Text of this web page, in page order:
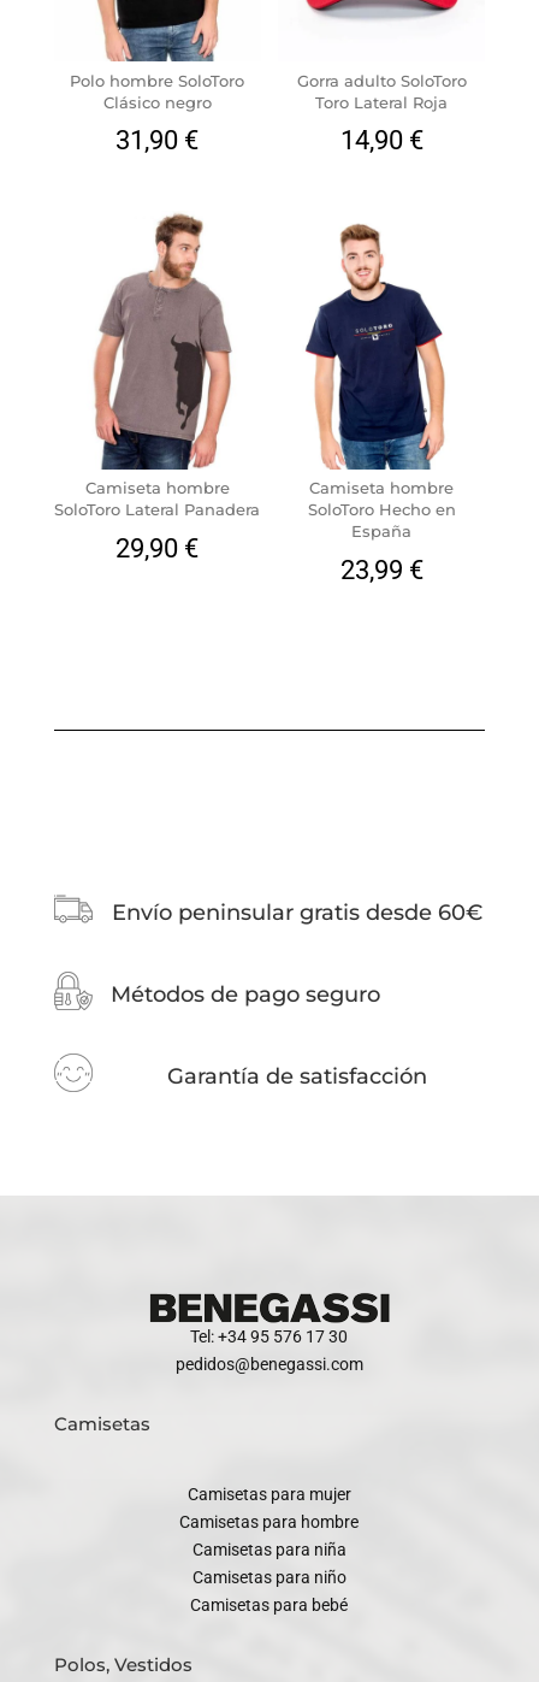
Polo hombre SoloToro
Clásico negro
31,90 €
Gorra adulto SoloToro
Toro Lateral Roja
14,90 €
Camiseta hombre
SoloToro Lateral Panadera
29,90 €
Camiseta hombre
SoloToro Hecho en
España
23,99 €
Envío peninsular gratis desde 60€
Métodos de pago seguro
Garantía de satisfacción
Tel: +34 95 576 17 30
pedidos@benegassi.com
Camisetas
Camisetas para mujer
Camisetas para hombre
Camisetas para niña
Camisetas para niño
Camisetas para bebé
Polos, Vestidos